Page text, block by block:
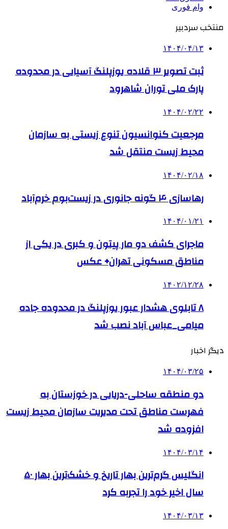
وام فوری
منتخب سردبیر
۱۴۰۴/۰۴/۱۳
ثبت تصویر ۳ قلاده یوزپلنگ آسیایی در محدوده
پارک ملی توران شاهرود
۱۴۰۴/۰۲/۲۲
مرجعیت کنوانسیون تنوع زیستی به سازمان
محیط زیست منتقل شد
۱۴۰۴/۰۲/۱۸
رهاسازی ۴ گونه جانوری در زیست‌بوم خرم‌آباد
۱۴۰۴/۰۱/۲۱
ماجرای کشف دو مار پیتون و کبری در یکی از
مناطق مسکونی تهران+ عکس
۱۴۰۲/۱۲/۲۸
۸ تابلوی هشدار عبور یوزپلنگ در محدوده جاده
میامی_عباس آباد نصب شد
دیگر اخبار
۱۴۰۴/۰۳/۲۵
دو منطقه ساحلی-دریایی در خوزستان به
فهرست مناطق تحت مدیریت سازمان محیط زیست
افزوده شد
۱۴۰۴/۰۳/۱۴
انگلیس گرم‌ترین بهار تاریخ و خشک‌ترین بهار ۵۰
سال اخیر خود را تجربه کرد
۱۴۰۴/۰۳/۱۳